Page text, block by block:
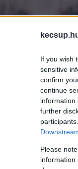
If you wish
sensitive
confirm
continue
information
further
Please
information